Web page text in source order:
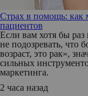
Страх в помощь: как
пациентов
Если вам хотя бы
не подозревать, что
возраст, это рак»,
сильных
маркетинга.
2 часа назад